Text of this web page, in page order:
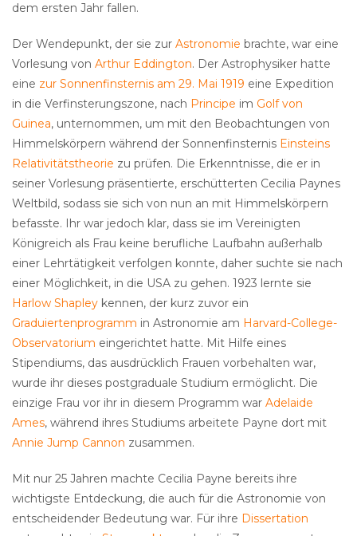
dem ersten Jahr fallen.
Der Wendepunkt, der sie zur Astronomie brachte, war eine
Vorlesung von Arthur Eddington. Der Astrophysiker hatte
eine zur Sonnenfinsternis am 29. Mai 1919 eine Expedition
in die Verfinsterungszone, nach Principe im Golf von
Guinea, unternommen, um mit den Beobachtungen von
Himmelskörpern während der Sonnenfinsternis Einsteins
Relativitätstheorie zu prüfen. Die Erkenntnisse, die er in
seiner Vorlesung präsentierte, erschütterten Cecilia Paynes
Weltbild, sodass sie sich von nun an mit Himmelskörpern
befasste. Ihr war jedoch klar, dass sie im Vereinigten
Königreich als Frau keine berufliche Laufbahn außerhalb
einer Lehrtätigkeit verfolgen konnte, daher suchte sie nach
einer Möglichkeit, in die USA zu gehen. 1923 lernte sie
Harlow Shapley kennen, der kurz zuvor ein
Graduiertenprogramm in Astronomie am Harvard-College-
Observatorium eingerichtet hatte. Mit Hilfe eines
Stipendiums, das ausdrücklich Frauen vorbehalten war,
wurde ihr dieses postgraduale Studium ermöglicht. Die
einzige Frau vor ihr in diesem Programm war Adelaide
Ames, während ihres Studiums arbeitete Payne dort mit
Annie Jump Cannon zusammen.
Mit nur 25 Jahren machte Cecilia Payne bereits ihre
wichtigste Entdeckung, die auch für die Astronomie von
entscheidender Bedeutung war. Für ihre Dissertation